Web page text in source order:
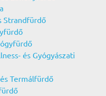
Strandfürdő
és Gyógyászati
Termálfürdő